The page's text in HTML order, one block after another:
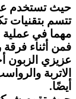
حيث تستخدم
تتسم بتقنيات
مهما في عملية
فمن أثناء
عزيزي
الاتربة
أيضًا.